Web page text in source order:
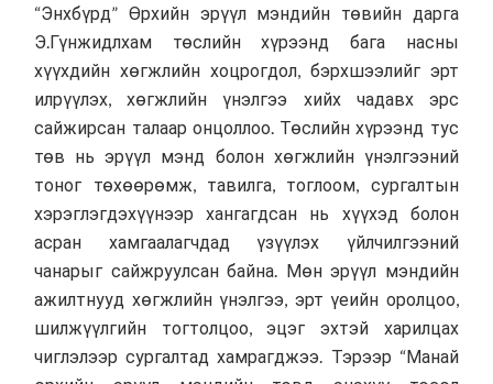
“Энхбүрд” Өрхийн эрүүл мэндийн төвийн дарга
Э.Гүнжидлхам төслийн хүрээнд бага насны
хүүхдийн хөгжлийн хоцрогдол, бэрхшээлийг эрт
илрүүлэх, хөгжлийн үнэлгээ хийх чадавх эрс
сайжирсан талаар онцоллоо. Төслийн хүрээнд тус
төв нь эрүүл мэнд болон хөгжлийн үнэлгээний
тоног төхөөрөмж, тавилга, тоглоом, сургалтын
хэрэглэгдэхүүнээр хангагдсан нь хүүхэд болон
асран хамгаалагчдад үзүүлэх үйлчилгээний
чанарыг сайжруулсан байна. Мөн эрүүл мэндийн
ажилтнууд хөгжлийн үнэлгээ, эрт үеийн оролцоо,
шилжүүлгийн тогтолцоо, эцэг эхтэй харилцах
чиглэлээр сургалтад хамрагджээ. Тэрээр “Манай